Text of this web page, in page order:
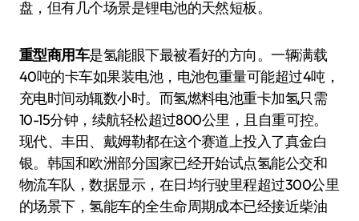
盘，但有几个场景是锂电池的天然短板。
重型商用车是氢能眼下最被看好的方向。一辆满载
40吨的卡车如果装电池，电池包重量可能超过4吨，
充电时间动辄数小时。而氢燃料电池重卡加氢只需
10-15分钟，续航轻松超过800公里，且自重可控。
现代、丰田、戴姆勒都在这个赛道上投入了真金白
银。韩国和欧洲部分国家已经开始试点氢能公交和
物流车队，数据显示，在日均行驶里程超过300公里
的场景下，氢能车的全生命周期成本已经接近柴油